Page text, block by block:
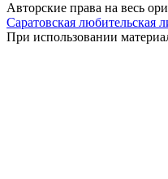
Авторские права на весь
Саратовская любительская
При использовании